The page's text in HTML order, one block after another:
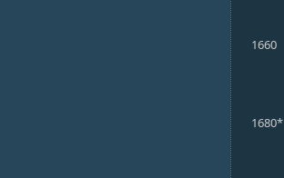
1660
1680*